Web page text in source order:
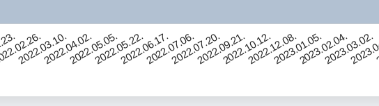
2022.03.10.2022.04.02.2022.05.05.2022.05.22.2022.06.17.2022.07.06.2022.07.20.2022.09.21.2022.10.12.2022.12.08.2023.01.05.2023.02.04.2023.03.02.